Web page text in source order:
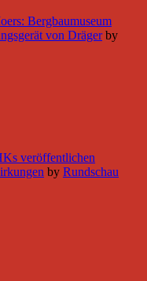
Bergbaumuseum
von Dräger by
veröffentlichen
by Rundschau